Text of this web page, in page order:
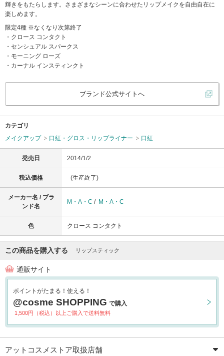
輝きをもたらします。さまざまなシーンに合わせたリップメイクを自由自在に
楽しめます。
限定4種 ※なくなり次第終了
・クロース コンタクト
・センシュアル スパークス
・モーニング ローズ
・カーナル インスティンクト
ブランド公式サイトへ
カテゴリ
メイクアップ
口紅・グロス・リップライナー 口紅
発売日 2014/1/2
税込価格 - (生産終了)
メーカー名 / ブラ
ンド名
M・A・C / M・A・C
色 クロース コンタクト
この商品を購入する リップスティック
通販サイト
ポイントがたまる！使える！
@cosme SHOPPING で購入
1,500円（税込）以上ご購入で送料無料
アットコスメストア取扱店舗